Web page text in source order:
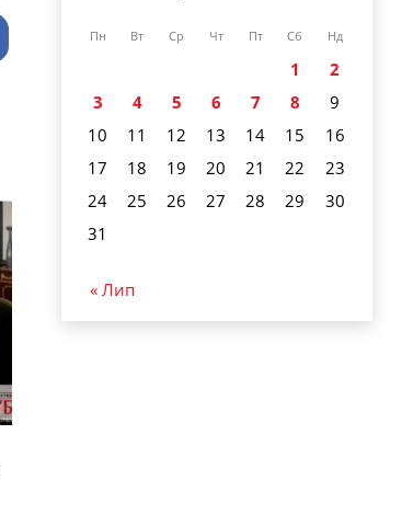
Пн Вт Ср Чт Пт Сб Нд
1
2
3
4 5 6 7 8
9
10
11 12 13 14 15
16
17
18 19 20 21 22
23
24
25 26 27 28 29
30
31
« Лип